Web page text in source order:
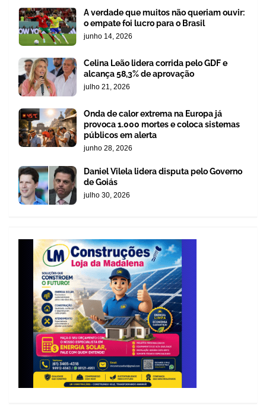
A verdade que muitos não queriam ouvir:
o empate foi lucro para o Brasil
junho 14, 2026
Celina Leão lidera corrida pelo GDF e
alcança 58,3% de aprovação
julho 21, 2026
Onda de calor extrema na Europa já
provoca 1.000 mortes e coloca sistemas
públicos em alerta
junho 28, 2026
Daniel Vilela lidera disputa pelo Governo
de Goiás
julho 30, 2026